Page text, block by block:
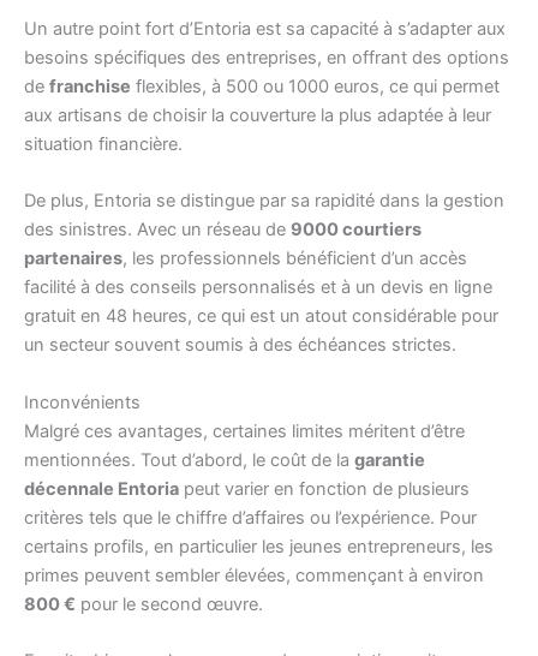
Un autre point fort d’Entoria est sa capacité à s’adapter aux
besoins spécifiques des entreprises, en offrant des options
de franchise flexibles, à 500 ou 1000 euros, ce qui permet
aux artisans de choisir la couverture la plus adaptée à leur
situation financière.
De plus, Entoria se distingue par sa rapidité dans la gestion
des sinistres. Avec un réseau de 9000 courtiers
partenaires, les professionnels bénéficient d’un accès
facilité à des conseils personnalisés et à un devis en ligne
gratuit en 48 heures, ce qui est un atout considérable pour
un secteur souvent soumis à des échéances strictes.
Inconvénients
Malgré ces avantages, certaines limites méritent d’être
mentionnées. Tout d’abord, le coût de la garantie
décennale Entoria peut varier en fonction de plusieurs
critères tels que le chiffre d’affaires ou l’expérience. Pour
certains profils, en particulier les jeunes entrepreneurs, les
primes peuvent sembler élevées, commençant à environ
800 € pour le second œuvre.